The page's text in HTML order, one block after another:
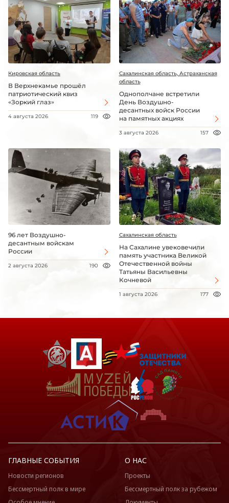
Кировская область
В Верхнекамье прошёл
патриотический квиз
«Зоркий глаз»
4 августа 2026 119
Сахалинская область, Астраханская
область
Однополчане встретили
День Воздушно-
десантных войск России
на памятных акциях
3 августа 2026 157
96 лет Воздушно-
десантным войскам
России
2 августа 2026 190
Сахалинская область
На Сахалине увековечили
память участника Великой
Отечественной войны
Татьяны Васильевны
Кочневой
1 августа 2026 177
ГЛАВНЫЕ СОБЫТИЯ
Новости регионов
Бессмертный полк в мире
О НАС
Проекты
Бессмертный полк за рубежом